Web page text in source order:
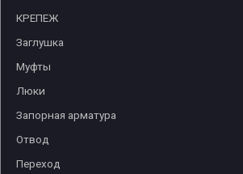
КРЕПЕЖ
Заглушка
Муфты
Люки
Запорная арматура
Отвод
Переход